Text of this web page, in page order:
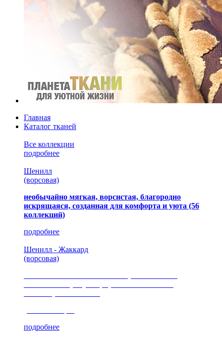
Главная
Каталог тканей
Все коллекции
подробнее
Шенилл
(ворсовая)
необычайно мягкая, ворсистая, благородно
искрящаяся, созданная для комфорта и уюта (56
коллекций)
подробнее
Шенилл - Жаккард
(ворсовая)
подробнее